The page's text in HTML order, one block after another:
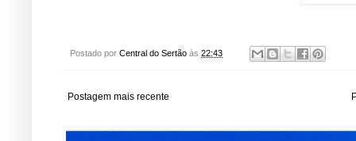
Postado por Central do Sertão às 22:43
Postagem mais recente